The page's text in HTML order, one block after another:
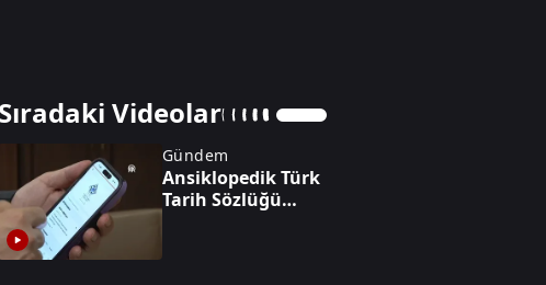
Sıradaki Videolar
Gündem
Ansiklopedik Türk
Tarih Sözlüğü